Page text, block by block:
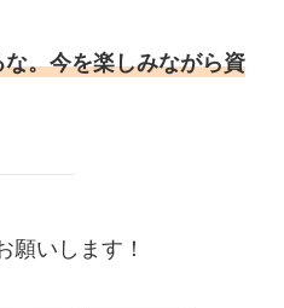
。今を楽しみながら資
願いします！